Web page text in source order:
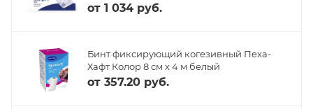
от 1 034 руб.
Бинт фиксирующий когезивный Пеха-
Хафт Колор 8 см х 4 м белый
от 357.20 руб.